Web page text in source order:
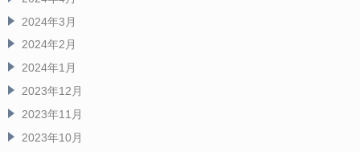
2024年3月
2024年2月
2024年1月
2023年12月
2023年11月
2023年10月